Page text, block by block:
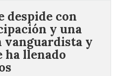
despide con
y una
vanguardista y
ha llenado